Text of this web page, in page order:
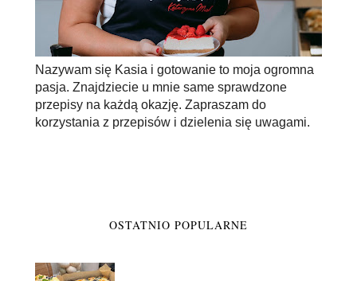
Nazywam się Kasia i gotowanie to moja ogromna
pasja. Znajdziecie u mnie same sprawdzone
przepisy na każdą okazję. Zapraszam do
korzystania z przepisów i dzielenia się uwagami.
OSTATNIO POPULARNE